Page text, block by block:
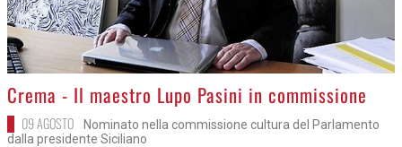
>
Crema - Il maestro Lupo Pasini in commissione
09 AGOSTO
Nominato nella commissione cultura del Parlamento
dalla presidente Siciliano